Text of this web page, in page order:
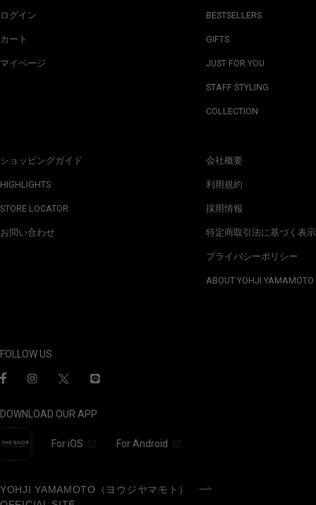
ログイン
カート
マイページ
ショッピングガイド
HIGHLIGHTS
STORE LOCATOR
お問い合わせ
BESTSELLERS
GIFTS
JUST FOR YOU
STAFF STYLING
COLLECTION
会社概要
利用規約
採用情報
特定商取引法に基づく表示
プライバシーポリシー
ABOUT YOHJI YAMAMOTO
FOLLOW US
DOWNLOAD OUR APP
For iOS For Android
YOHJI YAMAMOTO（ヨウジヤマモト）